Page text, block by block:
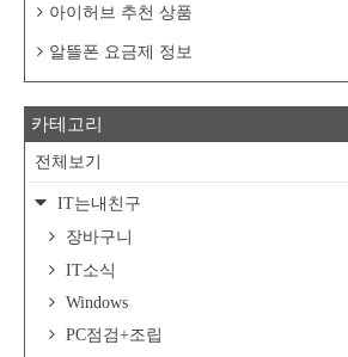
아이허브 추천 상품
알뜰폰 요금제 정보
카테고리
전체보기
IT는내친구
장바구니
IT소식
Windows
PC점검+조립